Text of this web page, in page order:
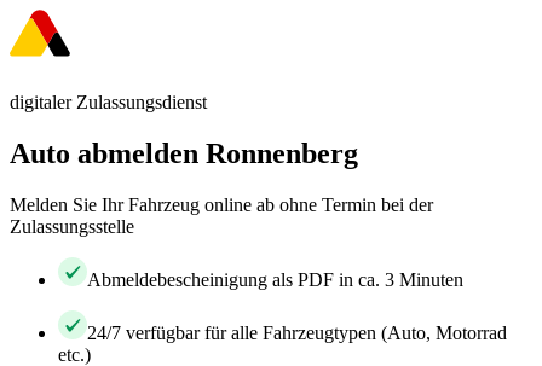
digitaler Zulassungsdienst
Auto abmelden Ronnenberg
Melden Sie Ihr Fahrzeug online ab ohne Termin bei der
Zulassungsstelle
Abmeldebescheinigung als PDF in ca. 3 Minuten
24/7 verfügbar für alle Fahrzeugtypen (Auto, Motorrad
etc.)